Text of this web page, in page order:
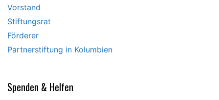
Vorstand
Stiftungsrat
Förderer
Partnerstiftung in Kolumbien
Spenden & Helfen